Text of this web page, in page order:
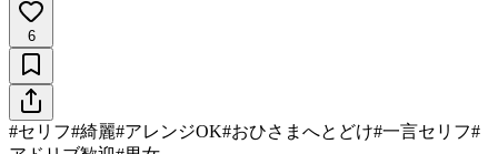
6
#セリフ#綺麗#アレンジOK#おひさまへとどけ#一言セリフ#